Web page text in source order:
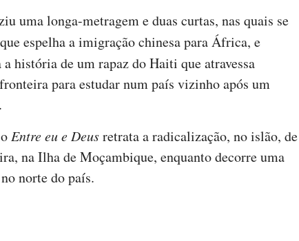
uma longa-metragem e duas curtas, nas quais se
espelha a imigração chinesa para África, e
a história de um rapaz do Haiti que atravessa
para estudar num país vizinho após um
Entre eu e Deusretrata a radicalização, no islão, de
na Ilha de Moçambique, enquanto decorre uma
norte do país.